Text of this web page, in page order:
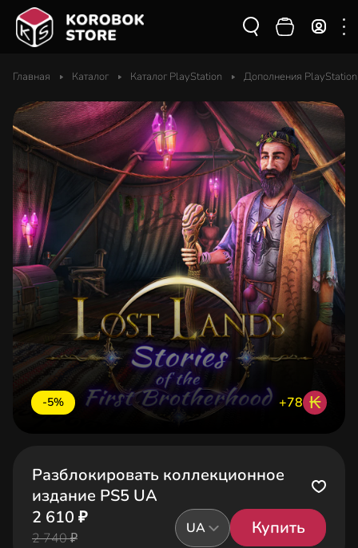
Главная Каталог Каталог PlayStation Дополнения PlayStation
-5% +78 ₭
Разблокировать коллекционное
издание PS5 UA
2 610 ₽
2 740 ₽
UA Купить